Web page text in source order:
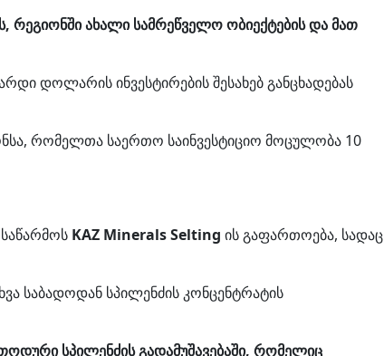
რეგიონში ახალი სამრეწველო ობიექტების და მათ
დოლარის ინვესტირების შესახებ განცხადებას
რომელთა საერთო საინვესტიციო მოცულობა 10
KAZ Minerals Selting ის გაფართოება, სადაც
საბადოდან სპილენძის კონცენტრატის
სპილენძის გადამუშავებაში, რომელიც